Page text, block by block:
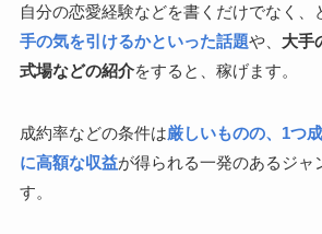
自分の恋愛経験などを書くだけでなく、
手の気を引けるかといった話題や、 大手
式場などの紹介をすると、稼げます。
成約率などの条件は厳しいものの、1つ
に高額な収益が得られる一発のあるジャ
す。